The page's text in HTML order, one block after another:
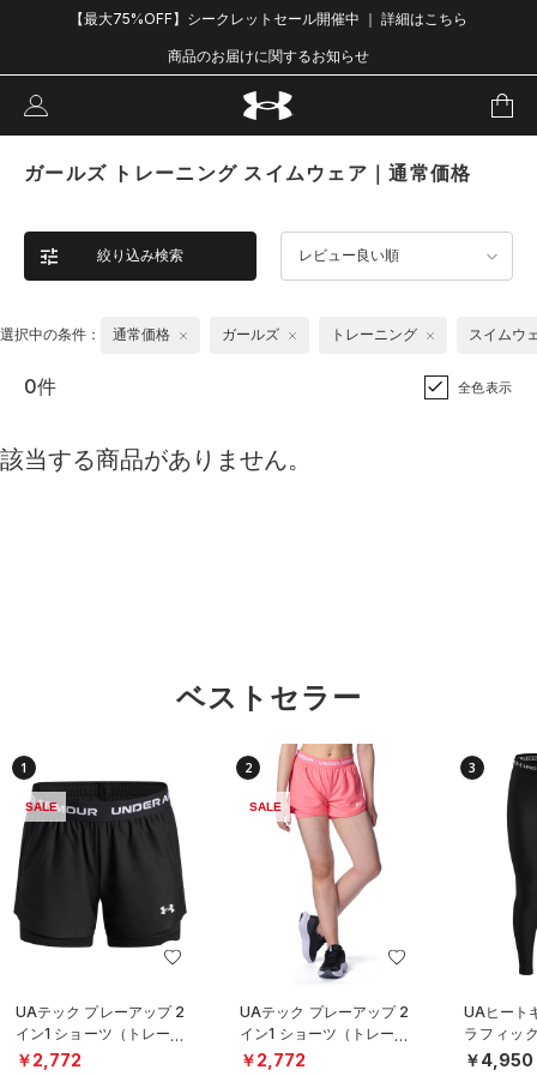
【最大75%OFF】シークレットセール開催中 ｜ 詳細はこちら
商品のお届けに関するお知らせ
ガールズ トレーニング スイムウェア｜通常価格
絞り込み検索 レビュー良い順
選択中の条件： 通常価格 ガールズ トレーニング スイムウ
0件 全色表示
該当する商品がありません。
ベストセラー
1
SALE
UAテック プレーアップ 2
イン1 ショーツ（トレーニ
ング/GIRLS）
￥2,772
2
SALE
UAテック プレーアップ 2
イン1 ショーツ（トレーニ
ング/GIRLS）
￥2,772
3
UAヒート
ラフィッ
レーニン
￥4,950